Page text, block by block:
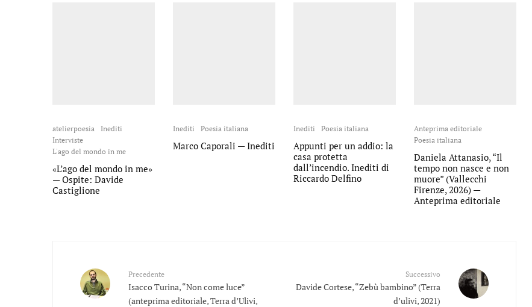
atelierpoesia
Inediti
Interviste
L'ago del mondo in me
«L’ago del mondo in me»
— Ospite: Davide
Castiglione
Inediti Poesia italiana
Marco Caporali — Inediti
Inediti Poesia italiana
Appunti per un addio: la
casa protetta
dall’incendio. Inediti di
Riccardo Delfino
Anteprima editoriale
Poesia italiana
Daniela Attanasio, “Il
tempo non nasce e non
muore” (Vallecchi
Firenze, 2026) —
Anteprima editoriale
Precedente
Isacco Turina, “Non come luce”
(anteprima editoriale, Terra d’Ulivi,
Successivo
Davide Cortese, “Zebù bambino” (Terra
d’ulivi, 2021)